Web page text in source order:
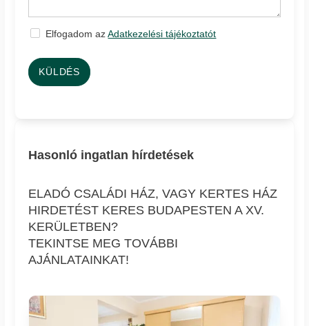
Elfogadom azAdatkezelési tájékoztatót
KÜLDÉS
Hasonló ingatlan hírdetések
ELADÓ CSALÁDI HÁZ, VAGY KERTES HÁZ
HIRDETÉST KERES BUDAPESTEN A XV.
KERÜLETBEN?
TEKINTSE MEG TOVÁBBI
AJÁNLATAINKAT!